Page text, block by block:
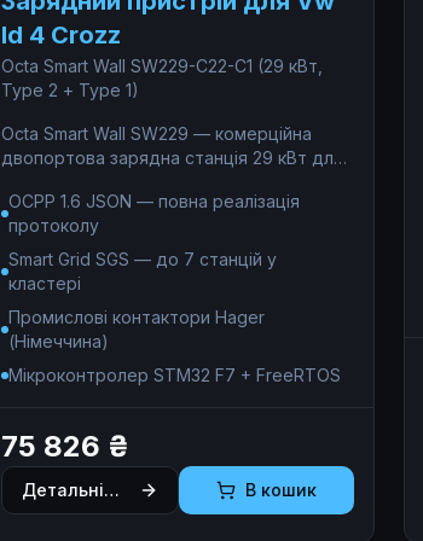
Id 4 Crozz
Octa Smart Wall SW229-С22-C1 (29 кВт,
Type 2 + Type 1)
Octa Smart Wall SW229 — комерційна
двопортова зарядна станція 29 кВт для
Європи (Type 2, 22 кВт) та США (Type 1,
7,4 кВт). Ідеальне рішення для
монетизації паркінгів ЖК, готелів та
бізнес-центрів: OCPP 1.6 JSON, білінг 0%
індустріальний стандарт:
мікроконтролер STM32F746 під
керуванням FreeRTOS, промислові
чипах Analog Devices ADE (клас точності
0.5S), трансформатори струму
VACUUMSCHMELZE (DC compliant),
гальванічна розв'язка 5 мм та апаратне
OCPP 1.6 JSON — повна реалізація
протоколу
Smart Grid SGS — до 7 станцій у
кластері
Промислові контактори Hager
(Німеччина)
Мікроконтролер STM32 F7 + FreeRTOS
75 826 ₴
Детальніше В кошик